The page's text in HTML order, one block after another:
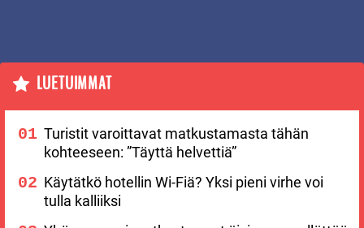
LUETUIMMAT
Turistit varoittavat matkustamasta tähän
kohteeseen: ”Täyttä helvettiä”
Käytätkö hotellin Wi-Fiä? Yksi pieni virhe voi
tulla kalliiksi